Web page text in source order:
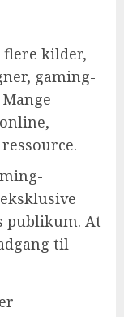
flere kilder,
gaming-
publikum. At
til